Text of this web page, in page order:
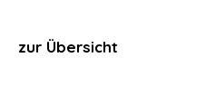
zur Übersicht